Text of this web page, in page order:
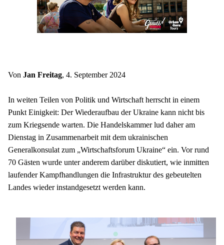
Von Jan Freitag, 4. September 2024
In weiten Teilen von Politik und Wirtschaft herrscht in einem
Punkt Einigkeit: Der Wiederaufbau der Ukraine kann nicht bis
zum Kriegsende warten. Die Handelskammer lud daher am
Dienstag in Zusammenarbeit mit dem ukrainischen
Generalkonsulat zum „Wirtschaftsforum Ukraine“ ein. Vor rund
70 Gästen wurde unter anderem darüber diskutiert, wie inmitten
laufender Kampfhandlungen die Infrastruktur des gebeutelten
Landes wieder instandgesetzt werden kann.